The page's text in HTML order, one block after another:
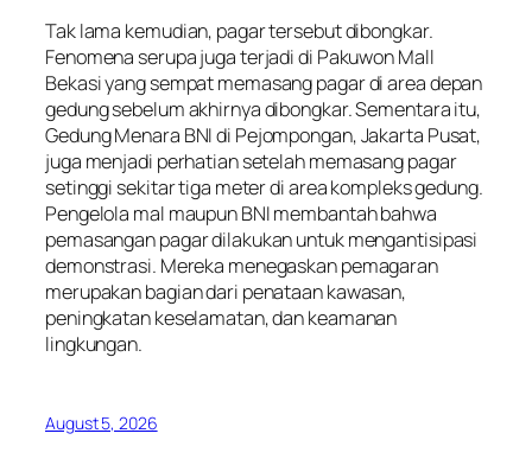
Tak lama kemudian, pagar tersebut dibongkar.
Fenomena serupa juga terjadi di Pakuwon Mall
Bekasi yang sempat memasang pagar di area depan
gedung sebelum akhirnya dibongkar. Sementara itu,
Gedung Menara BNI di Pejompongan, Jakarta Pusat,
juga menjadi perhatian setelah memasang pagar
setinggi sekitar tiga meter di area kompleks gedung.
Pengelola mal maupun BNI membantah bahwa
pemasangan pagar dilakukan untuk mengantisipasi
demonstrasi. Mereka menegaskan pemagaran
merupakan bagian dari penataan kawasan,
peningkatan keselamatan, dan keamanan
lingkungan.
August 5, 2026